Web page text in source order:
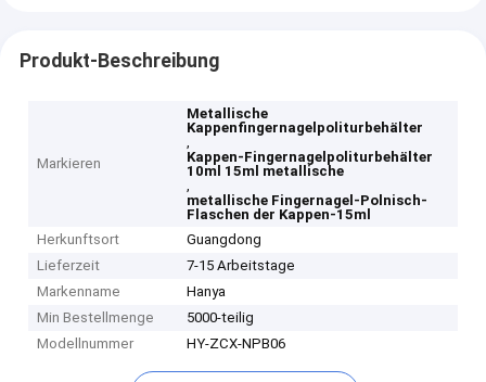
Produkt-Beschreibung
Markieren
Metallische
Kappenfingernagelpoliturbehälter
,
Kappen-Fingernagelpoliturbehälter
10ml 15ml metallische
,
metallische Fingernagel-Polnisch-
Flaschen der Kappen-15ml
Herkunftsort
Guangdong
Lieferzeit
7-15 Arbeitstage
Markenname
Hanya
Min Bestellmenge
5000-teilig
Modellnummer
HY-ZCX-NPB06